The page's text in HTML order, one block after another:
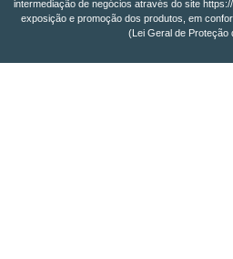
intermediação de negócios através do site
exposição e promoção dos produtos, em
(Lei Geral de Proteção